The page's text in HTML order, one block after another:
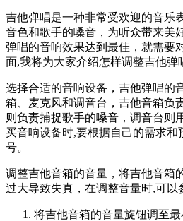
吉他弹唱是一种非常受欢迎的音乐
音色和歌手的嗓音，为听众带来美
弹唱的音响效果达到最佳，就需要
面,我将为大家介绍怎样调整吉他弹
选择合适的音响设备，吉他弹唱的
箱、麦克风和调音台，吉他音箱负
则负责捕捉歌手的嗓音，调音台则
买音响设备时,要根据自己的需求和
号。
调整吉他音箱的音量，将吉他音箱
过大导致失真，在调整音量时,可以
将吉他音箱的音量旋钮调至最